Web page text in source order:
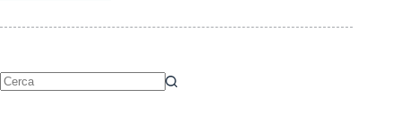
Resistenti
e
Hyjet